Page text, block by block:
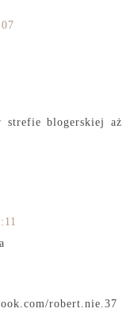
strefie blogerskiej aż
robert.nie.37